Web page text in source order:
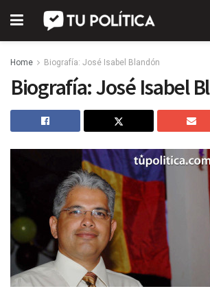
Home Biografía: José Isabel Blandón
Biografía: José Isabel